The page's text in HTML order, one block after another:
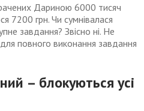
Дариною 6000 тисяч
7200 грн. Чи сумнівалася
завдання? Звісно ні. Не
повного виконання завдання
– блокуються усі